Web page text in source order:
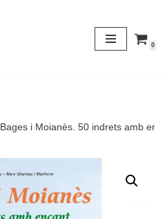
0
Bages i Moianès. 50 indrets amb